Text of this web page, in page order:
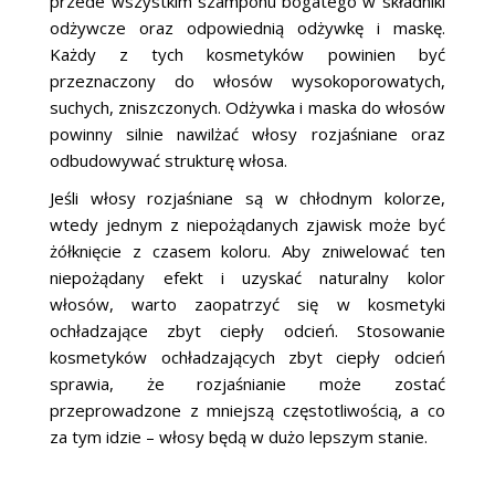
odżywcze oraz odpowiednią odżywkę i maskę.
Każdy z tych kosmetyków powinien być
przeznaczony do włosów wysokoporowatych,
suchych, zniszczonych. Odżywka i maska do włosów
powinny silnie nawilżać włosy rozjaśniane oraz
odbudowywać strukturę włosa.
Jeśli włosy rozjaśniane są w chłodnym kolorze,
wtedy jednym z niepożądanych zjawisk może być
żółknięcie z czasem koloru. Aby zniwelować ten
niepożądany efekt i uzyskać naturalny kolor
włosów, warto zaopatrzyć się w kosmetyki
ochładzające zbyt ciepły odcień. Stosowanie
kosmetyków ochładzających zbyt ciepły odcień
sprawia, że rozjaśnianie może zostać
przeprowadzone z mniejszą częstotliwością, a co
za tym idzie – włosy będą w dużo lepszym stanie.